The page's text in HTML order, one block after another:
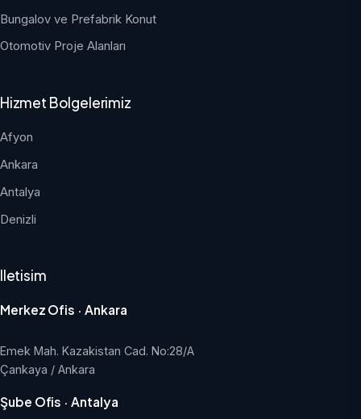
Bungalov ve Prefabrik Konut
Otomotiv Proje Alanları
Hizmet Bolgelerimiz
Afyon
Ankara
Antalya
Denizli
Iletisim
Merkez Ofis · Ankara
Emek Mah. Kazakistan Cad. No:28/A
Çankaya / Ankara
Şube Ofis · Antalya